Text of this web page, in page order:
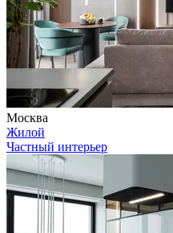
Москва
Жилой
Частный интерьер